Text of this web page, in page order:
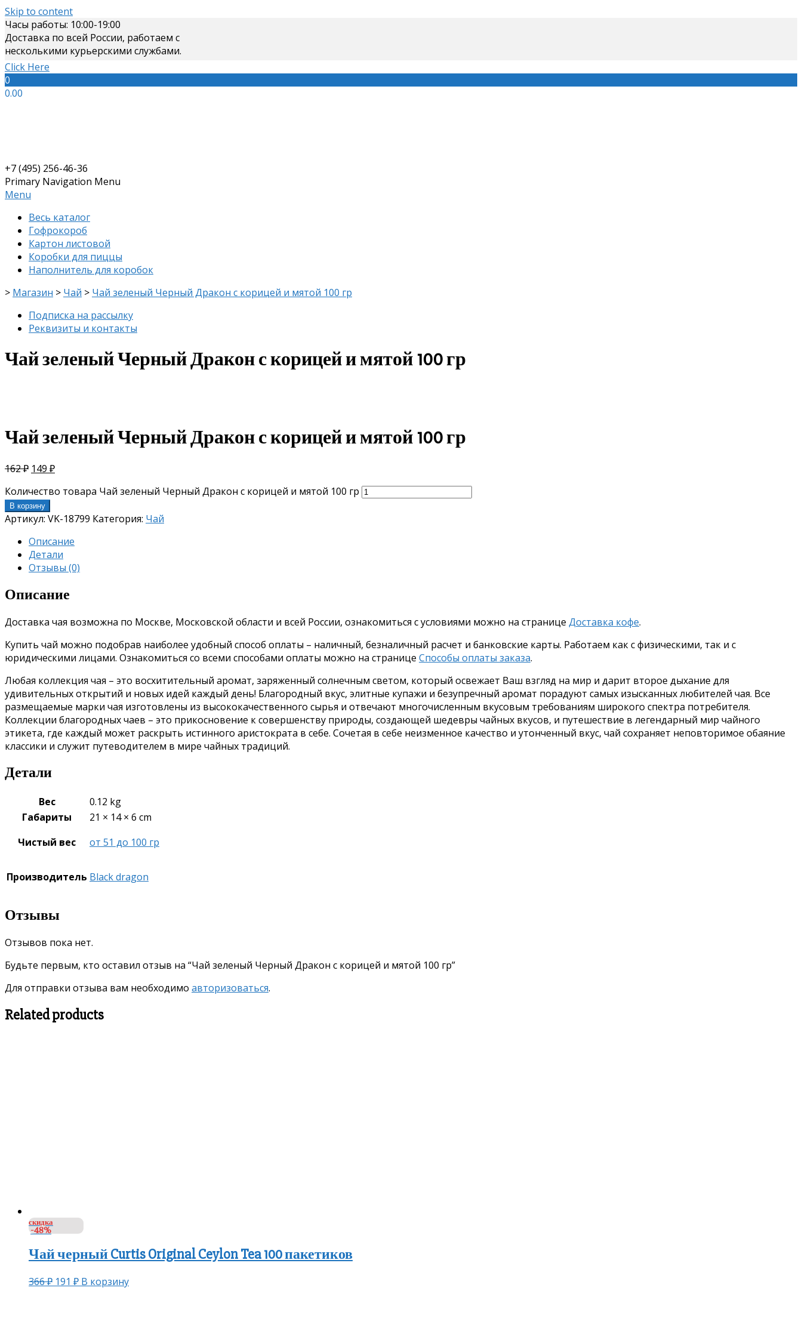
Skip to content
Часы работы: 10:00-19:00
Доставка по всей России, работаем с
несколькими курьерскими службами.
Click Here
0
0.00
+7 (495) 256-46-36
Primary Navigation Menu
Menu
Весь каталог
Гофрокороб
Картон листовой
Коробки для пиццы
Наполнитель для коробок
> Магазин > Чай > Чай зеленый Черный Дракон с корицей и мятой 100 гр
Подписка на рассылку
Реквизиты и контакты
Чай зеленый Черный Дракон с корицей и мятой 100 гр
Чай зеленый Черный Дракон с корицей и мятой 100 гр
162₽ 149 ₽
Количество товара Чай зеленый Черный Дракон с корицей и мятой 100 гр
В корзину
Артикул: VK-18799 Категория: Чай
Описание
Детали
Отзывы (0)
Описание
Доставка чая возможна по Москве, Московской области и всей России, ознакомиться с условиями можно на странице Доставка кофе.
Купить чай можно подобрав наиболее удобный способ оплаты – наличный, безналичный расчет и банковские карты. Работаем как с физическими, так и с
юридическими лицами. Ознакомиться со всеми способами оплаты можно на странице Способы оплаты заказа.
Любая коллекция чая – это восхитительный аромат, заряженный солнечным светом, который освежает Ваш взгляд на мир и дарит второе дыхание для
удивительных открытий и новых идей каждый день! Благородный вкус, элитные купажи и безупречный аромат порадуют самых изысканных любителей чая. Все
размещаемые марки чая изготовлены из высококачественного сырья и отвечают многочисленным вкусовым требованиям широкого спектра потребителя.
Коллекции благородных чаев – это прикосновение к совершенству природы, создающей шедевры чайных вкусов, и путешествие в легендарный мир чайного
этикета, где каждый может раскрыть истинного аристократа в себе. Сочетая в себе неизменное качество и утонченный вкус, чай сохраняет неповторимое обаяние
классики и служит путеводителем в мире чайных традиций.
Детали
Вес
0.12 kg
Габариты
21 × 14 × 6 cm
Чистый вес
от 51 до 100 гр
Производитель Black dragon
Отзывы
Отзывов пока нет.
Будьте первым, кто оставил отзыв на “Чай зеленый Черный Дракон с корицей и мятой 100 гр”
Для отправки отзыва вам необходимо авторизоваться.
Related products
скидка
-48%
Чай черный Curtis Original Ceylon Tea 100 пакетиков
366₽ 191 ₽ В корзину